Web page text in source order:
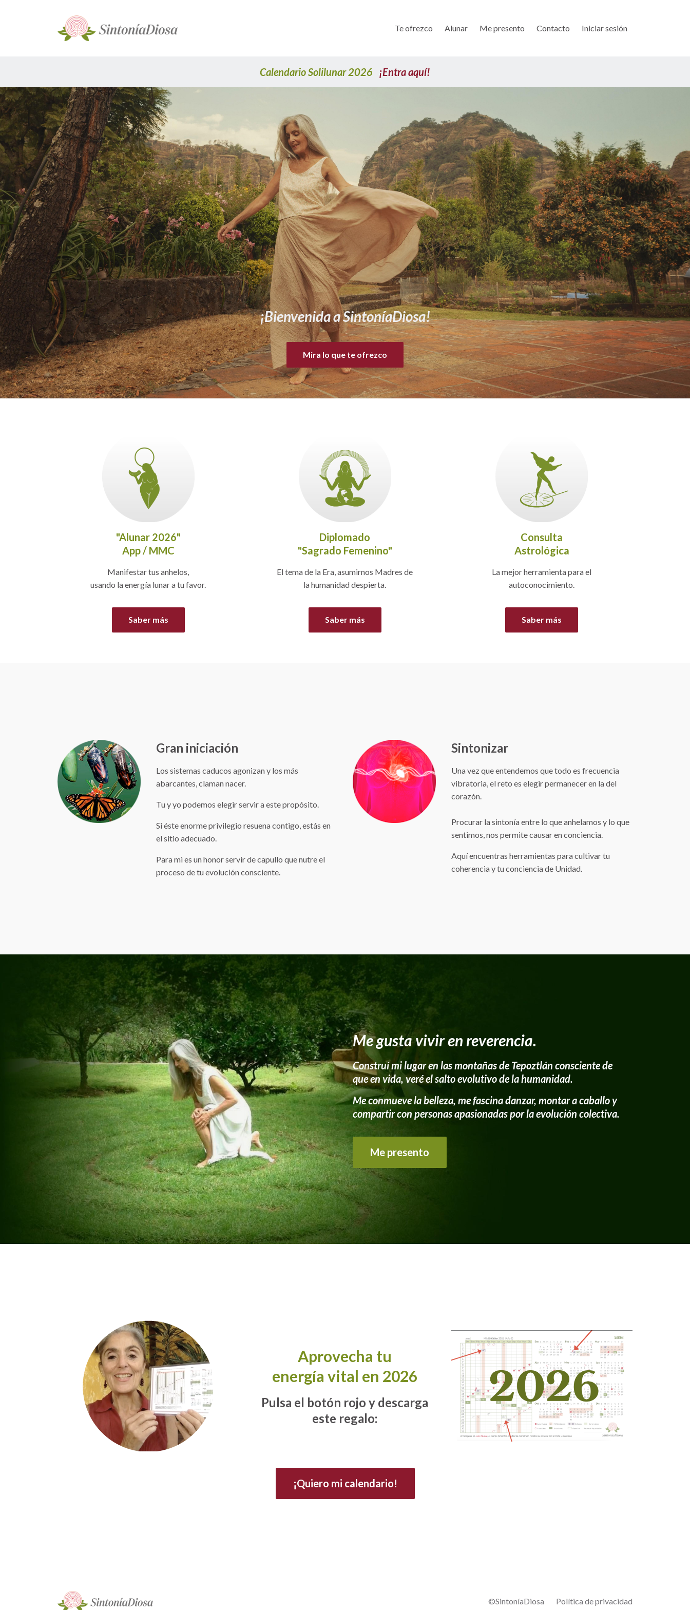
Te ofrezco Alunar Me presento Contacto Iniciar sesión
Calendario Solilunar 2026 ¡Entra aquí!
¡Bienvenida a SintoníaDiosa!
Mira lo que te ofrezco
"Alunar 2026"
App / MMC
Manifestar tus anhelos,
usando la energía lunar a tu favor.
Saber más
Diplomado
"Sagrado Femenino"
El tema de la Era, asumirnos Madres de
la humanidad despierta.
Saber más
Consulta
Astrológica
La mejor herramienta para el
autoconocimiento.
Saber más
Gran iniciación
Los sistemas caducos agonizan y los más
abarcantes, claman nacer.
Tu y yo podemos elegir servir a este propósito.
Si éste enorme privilegio resuena contigo, estás en
el sitio adecuado.
Para mi es un honor servir de capullo que nutre el
proceso de tu evolución consciente.
Sintonizar
Una vez que entendemos que todo es frecuencia
vibratoria, el reto es elegir permanecer en la del
corazón.
Procurar la sintonía entre lo que anhelamos y lo que
sentimos, nos permite causar en conciencia.
Aquí encuentras herramientas para cultivar tu
coherencia y tu conciencia de Unidad.
Me gusta vivir en reverencia.
Construí mi lugar en las montañas de Tepoztlán consciente de
que en vida, veré el salto evolutivo de la humanidad.
Me conmueve la belleza, me fascina danzar, montar a caballo y
compartir con personas apasionadas por la evolución colectiva.
Me presento
Aprovecha tu
energía vital en 2026
Pulsa el botón rojo y descarga
este regalo:
¡Quiero mi calendario!
©SintoníaDiosa Política de privacidad